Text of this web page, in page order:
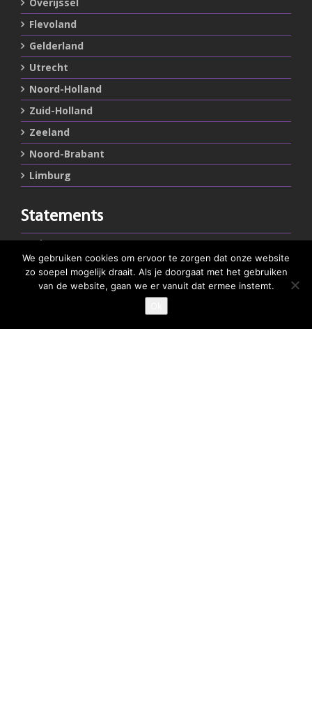
Overijssel
Flevoland
Gelderland
Utrecht
Noord-Holland
Zuid-Holland
Zeeland
Noord-Brabant
Limburg
Statements
Privacystatement
Cookiestatement
We gebruiken cookies om ervoor te zorgen dat onze website
zo soepel mogelijk draait. Als je doorgaat met het gebruiken
van de website, gaan we er vanuit dat ermee instemt.